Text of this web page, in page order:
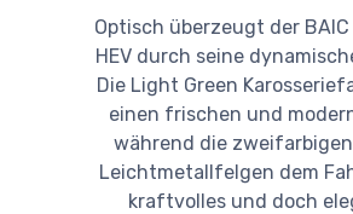
Optisch überzeugt der BAIC
HEV durch seine
Die Light Green
einen frischen und
während die
Leichtmetallfelgen dem
kraftvolles und doch